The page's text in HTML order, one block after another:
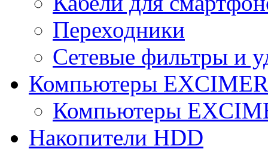
Переходники
Сетевые фильтры и
Компьютеры
Компьютеры
Накопители HDD